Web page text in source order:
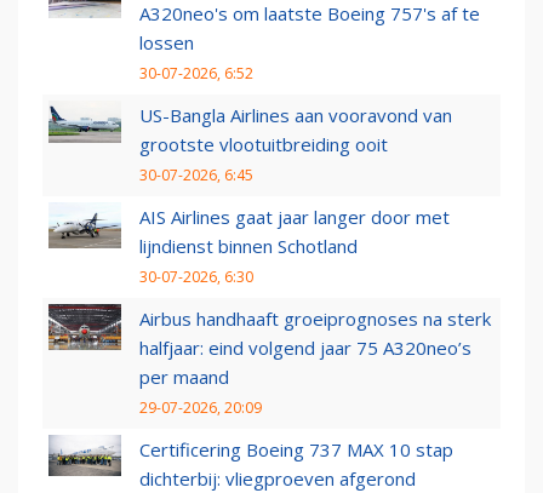
A320neo's om laatste Boeing 757's af te
lossen
30-07-2026, 6:52
US-Bangla Airlines aan vooravond van
grootste vlootuitbreiding ooit
30-07-2026, 6:45
AIS Airlines gaat jaar langer door met
lijndienst binnen Schotland
30-07-2026, 6:30
Airbus handhaaft groeiprognoses na sterk
halfjaar: eind volgend jaar 75 A320neo’s
per maand
29-07-2026, 20:09
Certificering Boeing 737 MAX 10 stap
dichterbij: vliegproeven afgerond